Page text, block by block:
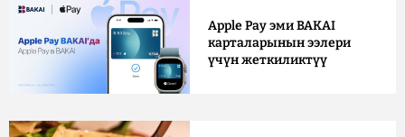
Apple Pay эми BAKAI
карталарынын ээлери
үчүн жеткиликтүү